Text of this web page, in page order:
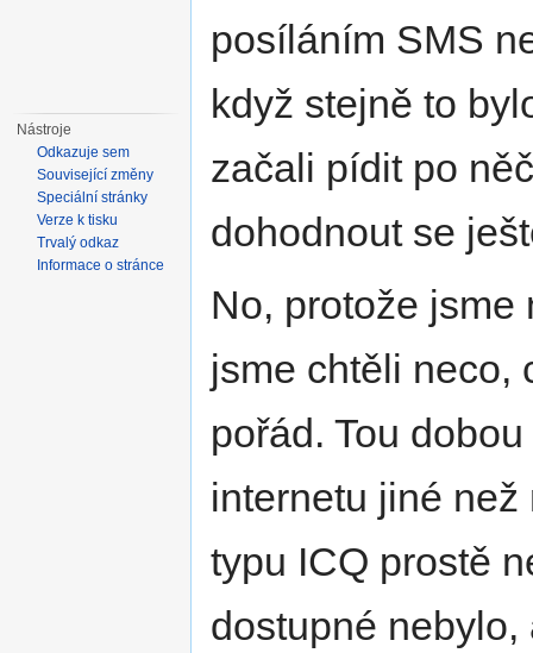
posíláním SMS
když stejně to
začali pídit po
dohodnout se
No, protože jsme
jsme chtěli neco,
pořád. Tou
internetu jiné
typu ICQ prostě
dostupné
Nástroje
Odkazuje sem
Související změny
Speciální stránky
Verze k tisku
Trvalý odkaz
Informace o stránce